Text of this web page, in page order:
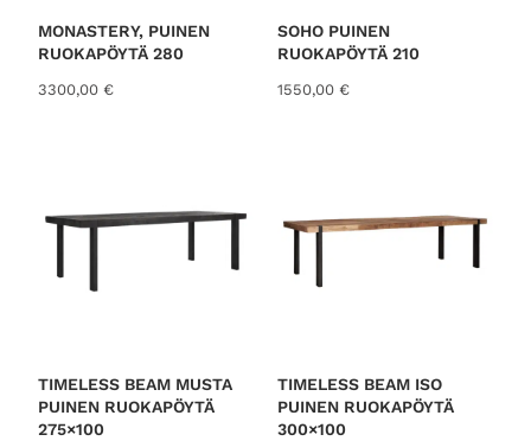
MONASTERY, PUINEN
RUOKAPÖYTÄ 280
3300,00 €
SOHO PUINEN
RUOKAPÖYTÄ 210
1550,00 €
TIMELESS BEAM MUSTA
PUINEN RUOKAPÖYTÄ
275×100
TIMELESS BEAM ISO
PUINEN RUOKAPÖYTÄ
300×100